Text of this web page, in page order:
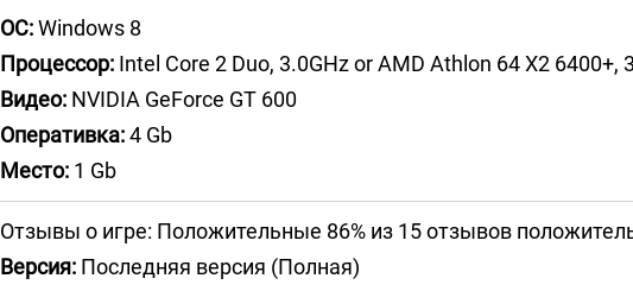
ОС:Windows 8
Процессор: Intel Core 2 Duo, 3.0GHz or AMD Athlon 64 X2 6400+,
Видео: NVIDIA GeForce GT 600
Оперативка:4 Gb
Место: 1 Gb
Отзывы о игре: Положительные 86% из 15 отзывов
Версия: Последняя версия (Полная)